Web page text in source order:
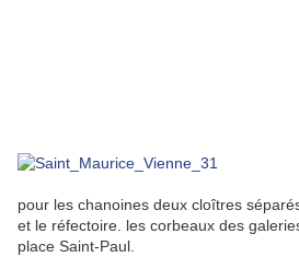
pour les chanoines deux cloîtres
et le réfectoire. les corbeaux des
place Saint-Paul.